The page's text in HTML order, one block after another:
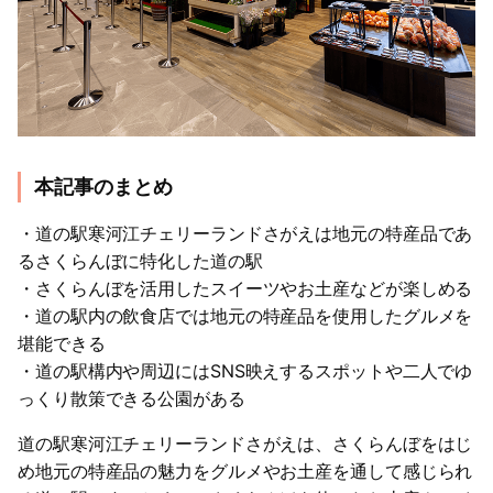
本記事のまとめ
・道の駅寒河江チェリーランドさがえは地元の特産品であ
るさくらんぼに特化した道の駅
・さくらんぼを活用したスイーツやお土産などが楽しめる
・道の駅内の飲食店では地元の特産品を使用したグルメを
堪能できる
・道の駅構内や周辺にはSNS映えするスポットや二人でゆ
っくり散策できる公園がある
道の駅寒河江チェリーランドさがえは、さくらんぼをはじ
め地元の特産品の魅力をグルメやお土産を通して感じられ